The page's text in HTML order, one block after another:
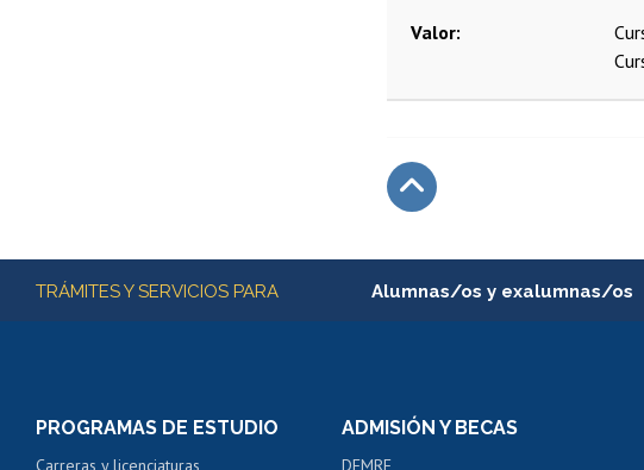
Valor
Más información
TRÁMITES Y SERVICIOS PARA Alumnas/os y exalumnas/os
PROGRAMAS DE ESTUDIO
Carreras y licenciaturas
ADMISIÓN Y BECAS
DEMRE